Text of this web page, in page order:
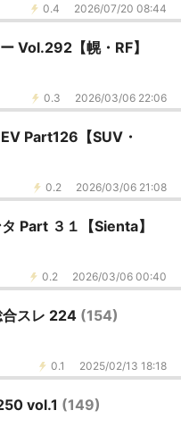
0.4 2026/07/20 08:44
Vol.292【幌・RF】
0.3 2026/03/06 22:06
Part126【SUV・
0.2 2026/03/06 21:08
Part ３１【Sienta】
0.2 2026/03/06 00:40
合スレ 224 (154)
0.1 2025/02/13 18:18
vol.1 (149)